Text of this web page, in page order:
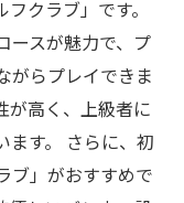
クラブ」です。
ースが魅力で、プ
がらプレイできま
が高く、上級者に
ます。 さらに、初
ブ」がおすすめで